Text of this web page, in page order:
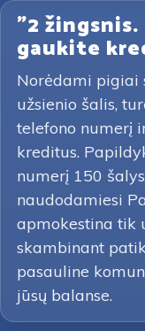
"2
gaukite
Norėdami pigiai
užsienio šalis,
telefono numerį
kreditus.
numerį 150
naudodamiesi
apmokestina tik
skambinant
pasauline
jūsų balanse.